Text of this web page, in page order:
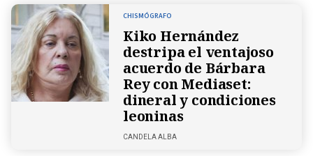
CHISMÓGRAFO
Kiko Hernández
destripa el ventajoso
acuerdo de Bárbara
Rey con Mediaset:
dineral y condiciones
leoninas
CANDELA ALBA